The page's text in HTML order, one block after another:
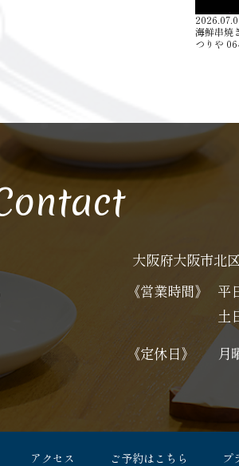
海鮮串焼
つりや
大阪府大阪市北
《営業時間》
平
土
《定休日》
月
アクセス ご予約はこちら プ